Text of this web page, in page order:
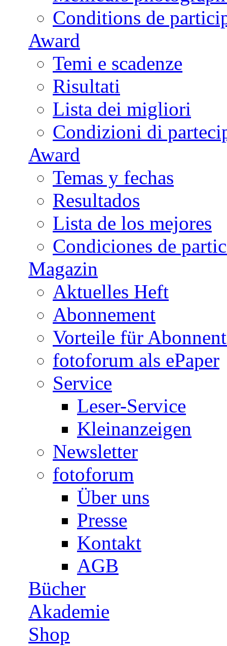
Conditions de
Award
Temi e scadenze
Risultati
Lista dei migliori
Condizioni di
Award
Temas y fechas
Resultados
Lista de los mejores
Condiciones de
Magazin
Aktuelles Heft
Abonnement
Vorteile für
fotoforum als ePaper
Service
Leser-Service
Kleinanzeigen
Newsletter
fotoforum
Über uns
Presse
Kontakt
AGB
Bücher
Akademie
Shop